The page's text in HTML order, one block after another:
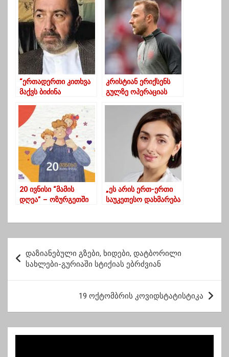
ვაღმერთებდი
“ერთადერთი კითხვა
მაქვს ბიძინა
მირცხულავა
კრისტიან ერიქსენს
გულზე ოპერაციას
20 ივნისი “მამის
დღეა” – ოზურგეთში
„ეს არის ერთ-ერთი
საუკეთესო დახმარება
ვიყენებთ” – ნანა
გეგეჭკორი
ო
ს
ი
ს
დაზიანებული გზები, ხიდები, დატბორილი
სახლები-გურიაში სტიქიას ებრძვიან
19 ოქტომბრის კოვიდსტატისტიკა